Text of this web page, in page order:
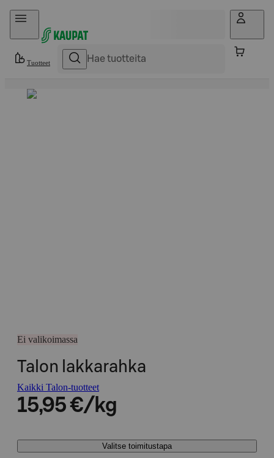
Hyppää sisältöön
Tuotteet
Ei valikoimassa
Talon lakkarahka
Kaikki Talon-tuotteet
15,95 €/kg
Valitse toimitustapa